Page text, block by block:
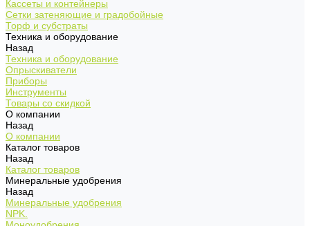
Кассеты и контейнеры
Сетки затеняющие и градобойные
Торф и субстраты
Техника и оборудование
Назад
Техника и оборудование
Опрыскиватели
Приборы
Инструменты
Товары со скидкой
О компании
Назад
О компании
Каталог товаров
Назад
Каталог товаров
Минеральные удобрения
Назад
Минеральные удобрения
NPK.